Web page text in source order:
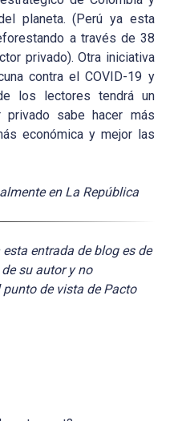
planeta. (Perú ya esta
a través de 38
privado). Otra iniciativa
contra el COVID-19 y
los lectores tendrá un
sabe hacer más
económica y mejor las
en La República
entrada de blog es de
su autor y no
de vista de Pacto